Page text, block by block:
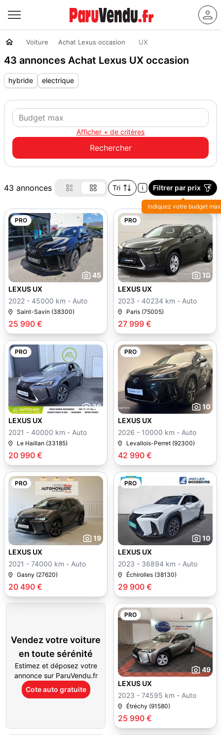
Voiture Achat Lexus occasion UX
43 annonces Achat Lexus UX occasion
hybride electrique
Afficher + de critères
43 annonces Tri Filtrer par prix
Indiquez votre budget max
PRO
45
25 990 €
LEXUS UX
2022 - 45000 km - Auto
Saint-Savin (38300)
PRO
10
27 999 €
LEXUS UX
2023 - 40234 km - Auto
Paris (75005)
PRO
29
20 990 €
LEXUS UX
2021 - 40000 km - Auto
Le Haillan (33185)
PRO
10
42 990 €
LEXUS UX
2026 - 10000 km - Auto
Levallois-Perret (92300)
PRO
19
20 490 €
LEXUS UX
2021 - 74000 km - Auto
Gasny (27620)
PRO
10
29 900 €
LEXUS UX
2023 - 36894 km - Auto
Échirolles (38130)
Vendez votre voiture
en toute sérénité
Estimez et déposez votre
annonce sur ParuVendu.fr
Cote auto gratuite
PRO
49
25 990 €
LEXUS UX
2023 - 74595 km - Auto
Étréchy (91580)